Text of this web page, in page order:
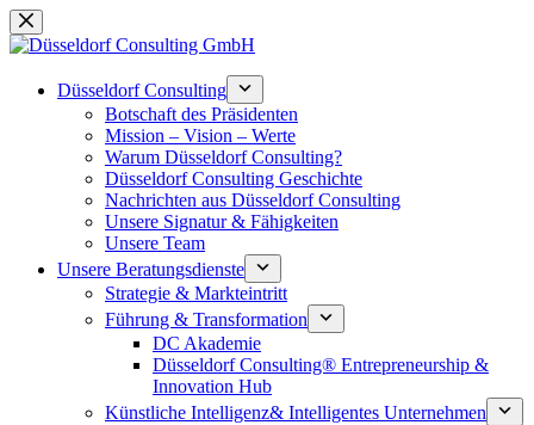
Zum
Inhalt
Düsseldorf Consulting
Botschaft des Präsidenten
Mission – Vision – Werte
Warum Düsseldorf Consulting?
Düsseldorf Consulting Geschichte
Nachrichten aus Düsseldorf Consulting
Unsere Signatur & Fähigkeiten
Unsere Team
Unsere Beratungsdienste
Strategie & Markteintritt
Führung & Transformation
DC Akademie
Düsseldorf Consulting® Entrepreneurship &
Innovation Hub
Künstliche Intelligenz& Intelligentes Unternehmen